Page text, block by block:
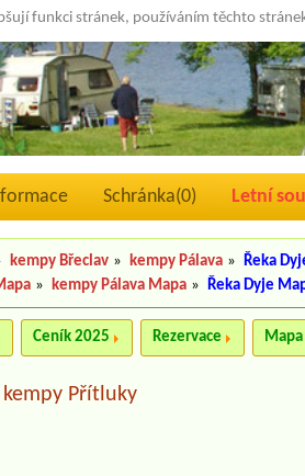
funkci stránek, používáním těchto
Schránka(0) Letní
kempy Břeclav » kempy Pálava » Řeka
» kempy Pálava Mapa » Řeka Dyje
Ceník 2025 Rezervace Mapa
kempy Přítluky